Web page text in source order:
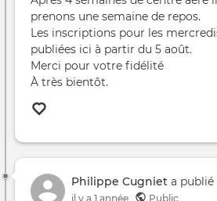
prenons une semaine de repos.
Les inscriptions pour les
publiées ici à partir du 5 août.
Merci pour votre fidélité
À très bientôt.
Philippe Cugniet a publié
il y a 1 année Public